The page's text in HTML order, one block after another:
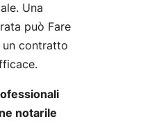
Una
può Fare
contratto
notarile